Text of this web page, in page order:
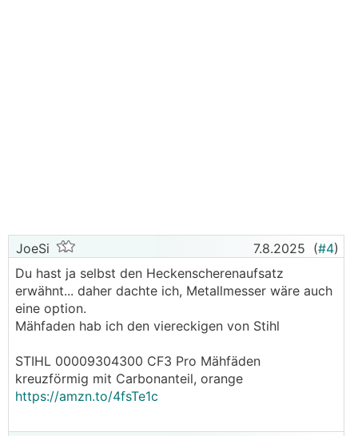
JoeSi 7.8.2025 (#4)
Du hast ja selbst den Heckenscherenaufsatz
erwähnt... daher dachte ich, Metallmesser wäre auch
eine option.
Mähfaden hab ich den viereckigen von Stihl
STIHL 00009304300 CF3 Pro Mähfäden
kreuzförmig mit Carbonanteil, orange
https://amzn.to/4fsTe1c